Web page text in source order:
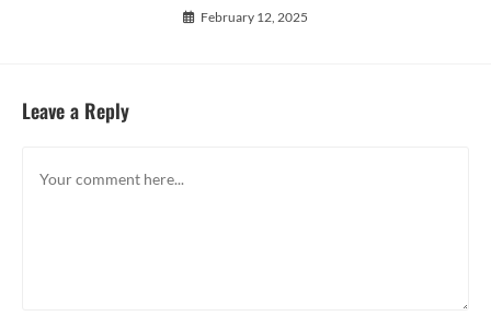
February 12, 2025
Leave a Reply